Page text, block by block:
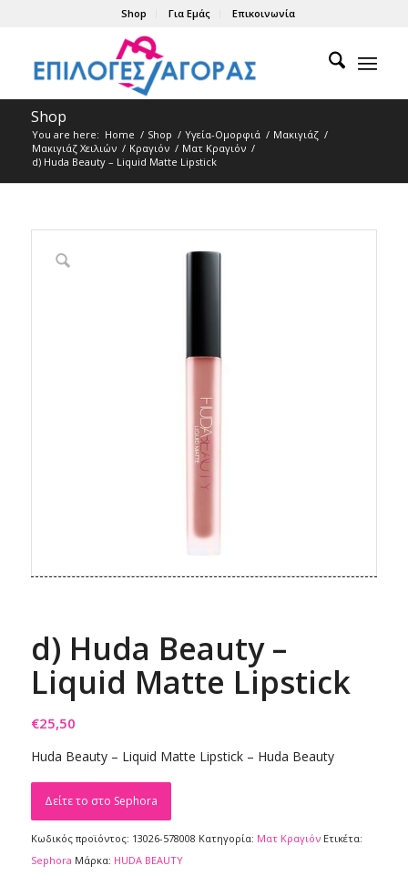
Shop Για Εμάς Επικοινωνία
Shop
You are here: Home / Shop / Υγεία-Ομορφιά / Μακιγιάζ /
Μακιγιάζ Χειλιών / Κραγιόν / Ματ Kραγιόν /
d) Huda Beauty – Liquid Matte Lipstick
d) Huda Beauty –
Liquid Matte Lipstick
€25,50
Huda Beauty – Liquid Matte Lipstick – Huda Beauty
Δείτε το στο Sephora
Κωδικός προϊόντος: 13026-578008 Κατηγορία: Ματ Kραγιόν Ετικέτα:
Sephora Μάρκα: HUDA BEAUTY